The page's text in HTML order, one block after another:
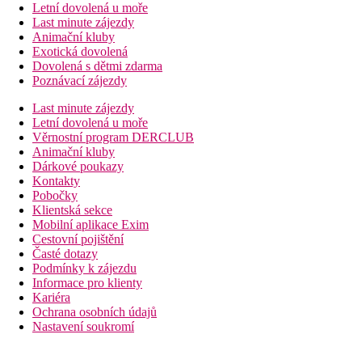
Letní dovolená u moře
Last minute zájezdy
Animační kluby
Exotická dovolená
Dovolená s dětmi zdarma
Poznávací zájezdy
Last minute zájezdy
Letní dovolená u moře
Věrnostní program DERCLUB
Animační kluby
Dárkové poukazy
Kontakty
Pobočky
Klientská sekce
Mobilní aplikace Exim
Cestovní pojištění
Časté dotazy
Podmínky k zájezdu
Informace pro klienty
Kariéra
Ochrana osobních údajů
Nastavení soukromí